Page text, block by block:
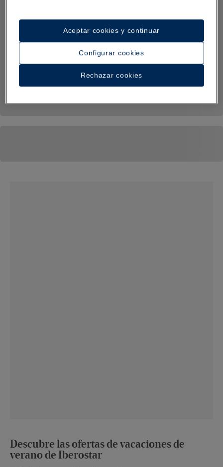
Descubre las ofertas de vacaciones de
verano de Iberostar
Configurar cookies
Rechazar cookies
Aceptar cookies y continuar